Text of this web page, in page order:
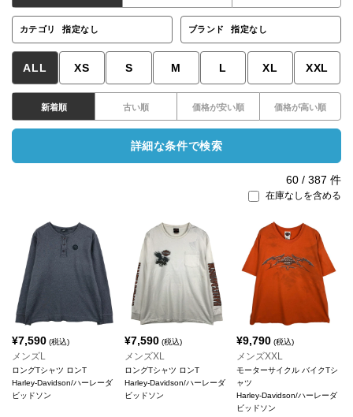
カテゴリ 指定なし ブランド 指定なし
ALL XS S M L XL XXL
新着順 古い順 価格が安い順 価格が高い順
詳細な条件で検索
60 / 387 件
在庫なしを含める
¥7,590 (税込)
メンズL
ロングTシャツ ロンT
Harley-Davidson/ハーレーダ
ビッドソン
¥7,590(税込)
メンズXL
ロングTシャツ ロンT
Harley-Davidson/ハーレーダ
ビッドソン
¥9,790 (税込)
メンズXXL
モーターサイクル バイクTシ
ャツ
Harley-Davidson/ハーレーダ
ビッドソン